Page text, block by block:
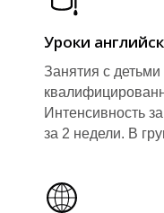
Уроки
Занятия с
Интенсивность
за 2 недели. В